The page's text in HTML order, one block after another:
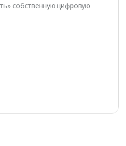
собственную цифровую